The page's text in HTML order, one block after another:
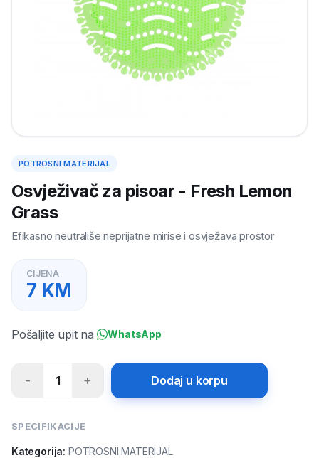
POTROSNI MATERIJAL
Osvježivač za pisoar - Fresh Lemon
Grass
Efikasno neutrališe neprijatne mirise i osvježava prostor
CIJENA
7 KM
Pošaljite upit na WhatsApp
- 1 + Dodaj u korpu
SPECIFIKACIJE
Kategorija: POTROSNI MATERIJAL